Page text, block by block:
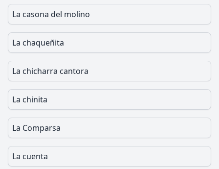
La casona del molino
La chaqueñita
La chicharra cantora
La chinita
La Comparsa
La cuenta